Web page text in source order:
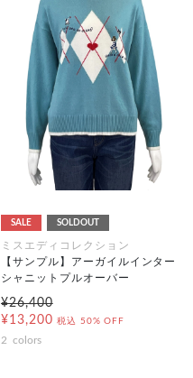
SALE SOLDOUT
ミスエディコレクション
【サンプル】アーガイルインター
シャニットプルオーバー
¥26,400
¥13,200 税込 50% OFF
2 colors